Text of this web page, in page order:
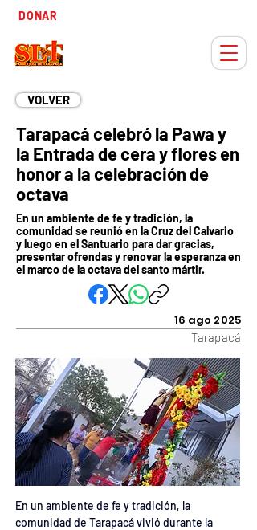
DONAR
VOLVER
Tarapacá celebró la Pawa y
la Entrada de cera y flores en
honor a la celebración de
octava
En un ambiente de fe y tradición, la
comunidad se reunió en la Cruz del Calvario
y luego en el Santuario para dar gracias,
presentar ofrendas y renovar la esperanza en
el marco de la octava del santo mártir.
16 ago 2025
Tarapacá
En un ambiente de fe y tradición, la
comunidad de Tarapacá vivió durante la